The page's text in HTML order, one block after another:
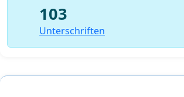
zu unterbinden (Recht auf Umsetzen
Fahrzeuges). Diese Freihaltepflicht
103
Unterschriften